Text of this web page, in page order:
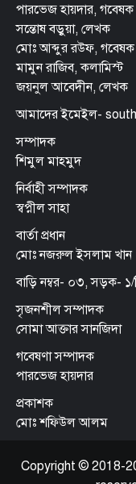
পারভেজ হায়দার, গবেষক
সন্তোষ বড়ুয়া, লেখক
মোঃ আব্দুর রউফ, গবেষক
মামুন রাজিব, কলামিস্ট
জয়নুল আবেদীন, লেখক
আমাদের ইমেইল-
সম্পাদক
শিমুল মাহমুদ
নির্বাহী সম্পাদক
স্বপ্নীল সাহা
বার্তা প্রধান
মোঃ নজরুল ইসলাম খান
বাড়ি নম্বর- ০৩, সড়ক- ১/
সৃজনশীল সম্পাদক
সোমা আক্তার সানজিদা
গবেষণা সম্পাদক
পারভেজ হায়দার
প্রকাশক
মোঃ শফিউল আলম
Copyright © 2018-